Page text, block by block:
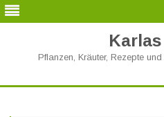
Pflanzen, Kräuter, Rezepte